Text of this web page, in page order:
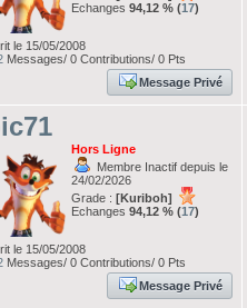
Echanges 94,12 % (17)
le 15/05/2008
Messages/ 0 Contributions/ 0 Pts
Message Privé
Hors Ligne
Membre Inactif depuis le
24/02/2026
Grade : [Kuriboh]
Echanges 94,12 % (17)
le 15/05/2008
Messages/ 0 Contributions/ 0 Pts
Message Privé